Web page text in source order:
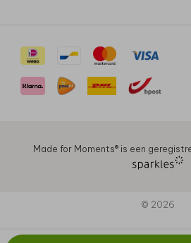
Made for Moments®️ is een
© 2026